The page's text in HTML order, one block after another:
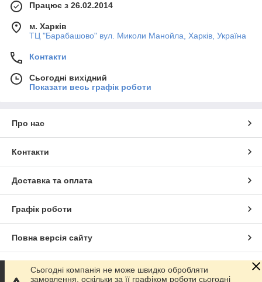
Працює з 26.02.2014
м. Харків
ТЦ "Барабашово" вул. Миколи Манойла, Харків, Україна
Контакти
Сьогодні вихідний
Показати весь графік роботи
Про нас
Контакти
Доставка та оплата
Графік роботи
Повна версія сайту
Сайт створено на маркетплейсіProm.ua
Сьогодні компанія не може швидко обробляти
замовлення, оскільки за її графіком роботи сьогодні